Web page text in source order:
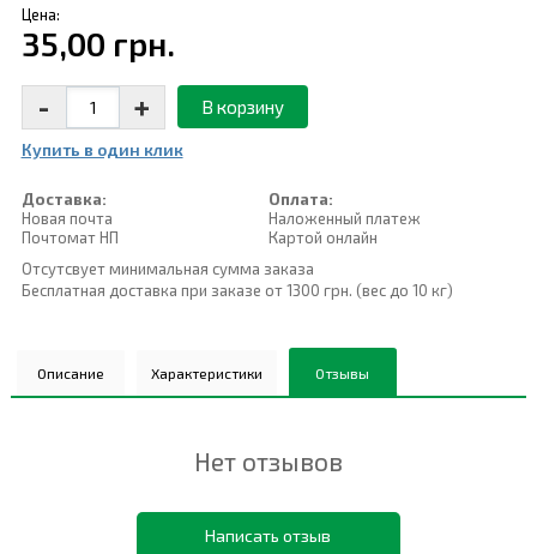
Цена:
35,00 грн.
- + В корзину
Купить в один клик
Доставка:
Новая почта
Почтомат НП
Оплата:
Наложенный платеж
Картой онлайн
Отсутсвует минимальная сумма заказа
Бесплатная доставка при заказе от 1300 грн. (вес до 10 кг)
Описание Характеристики Отзывы
Нет отзывов
Написать отзыв